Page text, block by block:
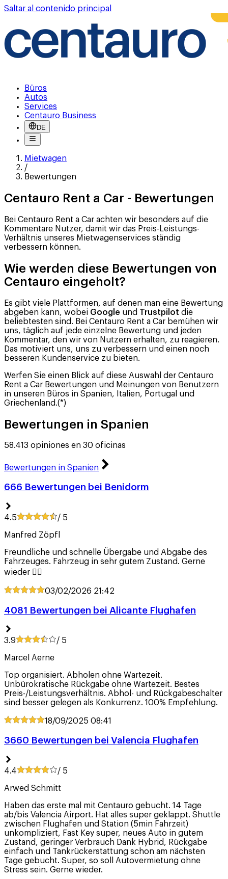
Saltar al contenido principal
Büros
Autos
Services
Centauro Business
DE
Mietwagen
/
Bewertungen
Centauro Rent a Car - Bewertungen
Bei Centauro Rent a Car achten wir besonders auf die
Kommentare Nutzer, damit wir das Preis-Leistungs-
Verhältnis unseres Mietwagenservices ständig
verbessern können.
Wie werden diese Bewertungen von
Centauro eingeholt?
Es gibt viele Plattformen, auf denen man eine Bewertung
abgeben kann, wobei Google und Trustpilot die
beliebtesten sind. Bei Centauro Rent a Car bemühen wir
uns, täglich auf jede einzelne Bewertung und jeden
Kommentar, den wir von Nutzern erhalten, zu reagieren.
Das motiviert uns, uns zu verbessern und einen noch
besseren Kundenservice zu bieten.
Werfen Sie einen Blick auf diese Auswahl der Centauro
Rent a Car Bewertungen und Meinungen von Benutzern
in unseren Büros in Spanien, Italien, Portugal und
Griechenland.(*)
Bewertungen in Spanien
58.413 opiniones en 30 oficinas
Bewertungen in Spanien
666 Bewertungen bei Benidorm
4.5 / 5
Manfred Zöpfl
Freundliche und schnelle Übergabe und Abgabe des
Fahrzeuges. Fahrzeug in sehr gutem Zustand. Gerne
wieder 👍🏼
03/02/2026 21:42
4081 Bewertungen bei Alicante Flughafen
3.9 / 5
Marcel Aerne
Top organisiert. Abholen ohne Wartezeit.
Unbürokratische Rückgabe ohne Wartezeit. Bestes
Preis-/Leistungsverhältnis. Abhol- und Rückgabeschalter
sind besser gelegen als Konkurrenz. 100% Empfehlung.
18/09/2025 08:41
3660 Bewertungen bei Valencia Flughafen
4.4 / 5
Arwed Schmitt
Haben das erste mal mit Centauro gebucht. 14 Tage
ab/bis Valencia Airport. Hat alles super geklappt. Shuttle
zwischen Flughafen und Station (5min Fahrzeit)
unkompliziert, Fast Key super, neues Auto in gutem
Zustand, geringer Verbrauch Dank Hybrid, Rückgabe
einfach und Tankrückerstattung schon am nächsten
Tage gebucht. Super, so soll Autovermietung ohne
Stress sein. Gerne wieder.